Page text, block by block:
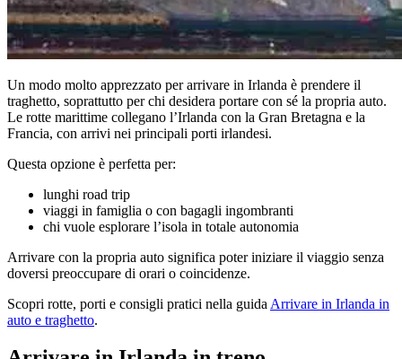
Un modo molto apprezzato per arrivare in Irlanda è prendere il
traghetto, soprattutto per chi desidera portare con sé la propria auto.
Le rotte marittime collegano l’Irlanda con la Gran Bretagna e la
Francia, con arrivi nei principali porti irlandesi.
Questa opzione è perfetta per:
lunghi road trip
viaggi in famiglia o con bagagli ingombranti
chi vuole esplorare l’isola in totale autonomia
Arrivare con la propria auto significa poter iniziare il viaggio senza
doversi preoccupare di orari o coincidenze.
Scopri rotte, porti e consigli pratici nella guida Arrivare in Irlanda in
auto e traghetto.